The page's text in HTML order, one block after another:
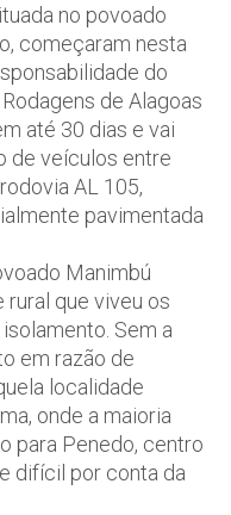
no povoado
começaram nesta
do
de Alagoas
até 30 dias e vai
de veículos entre
AL 105,
pavimentada
Manimbú
rural que viveu os
Sem a
em razão de
localidade
onde a maioria
para Penedo, centro
difícil por conta da